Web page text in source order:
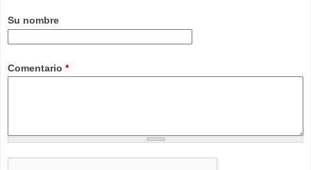
Su nombre
Comentario *